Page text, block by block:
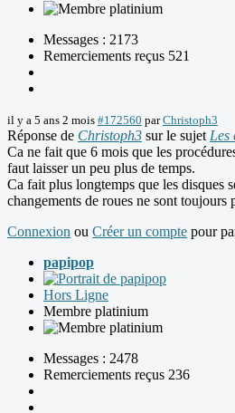
Messages : 2173
Remerciements reçus 521
il y a 5 ans 2 mois #172560 parChristoph3
Réponse de Christoph3 sur le sujet Les
Ca ne fait que 6 mois que les
faut laisser un peu plus de temps.
Ca fait plus longtemps que les disques
changements de roues ne sont toujours
Connexion ou Créer un compte pour
papipop
Hors Ligne
Membre platinium
Messages : 2478
Remerciements reçus 236